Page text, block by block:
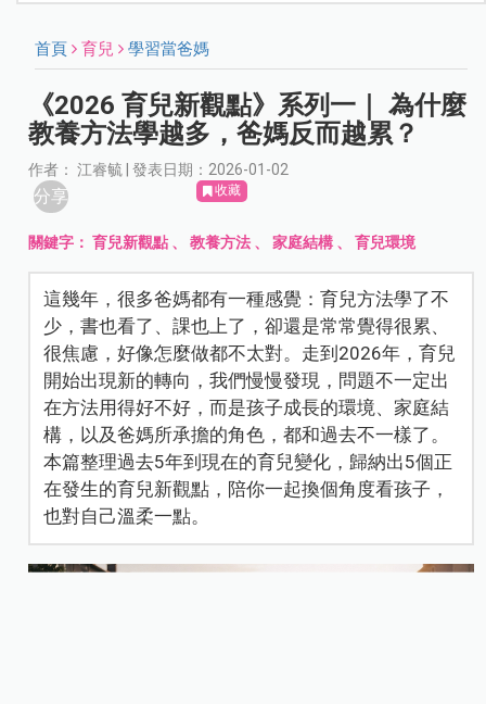
首頁 育兒 學習當爸媽
《2026 育兒新觀點》系列一｜ 為什麼
教養方法學越多，爸媽反而越累？
作者： 江睿毓 | 發表日期：2026-01-02
分享 收藏
關鍵字：育兒新觀點 、教養方法 、家庭結構 、育兒環境
這幾年，很多爸媽都有一種感覺：育兒方法學了不
少，書也看了、課也上了，卻還是常常覺得很累、
很焦慮，好像怎麼做都不太對。走到2026年，育兒
開始出現新的轉向，我們慢慢發現，問題不一定出
在方法用得好不好，而是孩子成長的環境、家庭結
構，以及爸媽所承擔的角色，都和過去不一樣了。
本篇整理過去5年到現在的育兒變化，歸納出5個正
在發生的育兒新觀點，陪你一起換個角度看孩子，
也對自己溫柔一點。